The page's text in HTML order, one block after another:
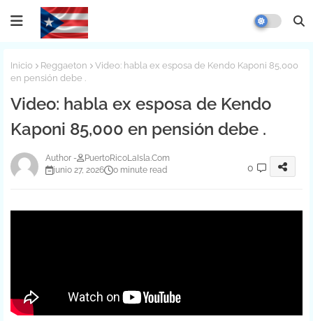
Inicio Reggaeton
Video: habla ex esposa de Kendo Kaponi 85,000
en pensión debe .
Video: habla ex esposa de Kendo
Kaponi 85,000 en pensión debe .
PuertoRicoLaIsla.Com
junio 27, 2026
0 minute read 0